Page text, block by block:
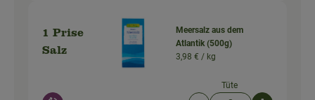
1 Prise
Salz
Meersalz aus dem
Atlantik (500g)
3,98 € / kg
Tüte